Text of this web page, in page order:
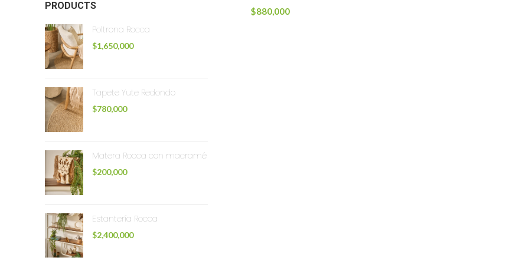
PRODUCTS
Poltrona Rocca
$1,650,000
Tapete Yute Redondo
$780,000
Matera Rocca con macramé
$200,000
Estantería Rocca
$2,400,000
$880,000